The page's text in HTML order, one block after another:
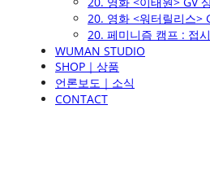
20. 영화 <워터릴리스>
20. 페미니즘 캠프 : 접
WUMAN STUDIO
SHOP｜상품
언론보도｜소식
CONTACT